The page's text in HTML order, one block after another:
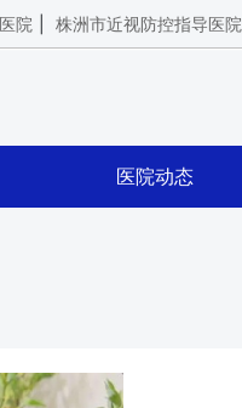
院 株洲市近视防控指导医院
医院动态